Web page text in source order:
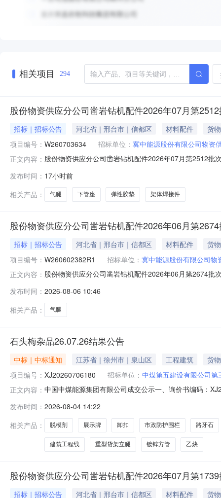
相关项目 294
股份物资供应分公司凿岩钻机配件2026年07月第
招标｜招标公告 河北省｜邢台市｜信都区 材料配件
货物
项目编号： W260703634 招标单位： 冀中能源股份有限公司物资
正文内容： 股份物资供应分公司凿岩钻机配件2026年07月第2512批
100009333下管座FT160A-12A件5.0002027-01-31MA:
发布时间： 17小时前
相关产品：
气腿 下管座 弹性胶垫 架体焊接件
股份物资供应分公司凿岩钻机配件2026年06月第
招标｜招标公告 河北省｜邢台市｜信都区 材料配件
货物
项目编号： W260602382R1 招标单位： 冀中能源股份有限公司物
正文内容： 股份物资供应分公司凿岩钻机配件2026年06月第2674批
100009267气腿7655件8.0002026-12-31MA:否;产品等
发布时间： 2026-08-06 10:46
相关产品：
气腿
石头梅杂品26.07.26结果公告
中标｜中标通知 江苏省｜徐州市｜泉山区 工程建筑
货物
项目编号： XJ20260706180 招标单位： 中煤第五建设有限公司第
正文内容： 中国中煤能源集团有限公司成交公示一、询价书编码：
管|40mm*40mm*4mm*6m|Q235B根30.032026-08-
发布时间： 2026-08-04 14:22
相关产品：
脱模剂 展示牌 卸扣 市政防护围栏 路牙石
建筑工程线 重型货架立腿 镀锌方管 乙炔
股份物资供应分公司凿岩钻机配件2026年07月第
招标｜招标公告 河北省｜邢台市｜信都区 材料配件
货物